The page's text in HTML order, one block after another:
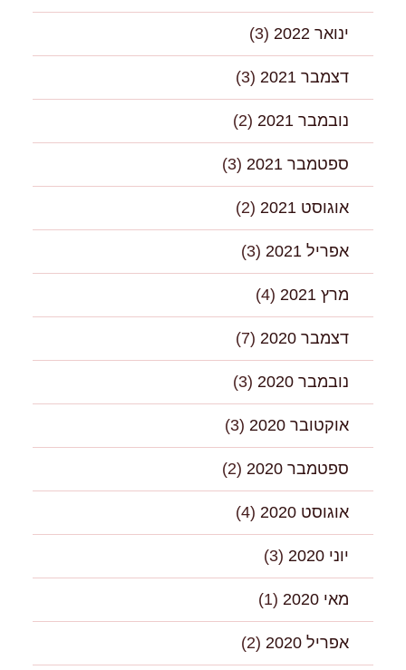
ינואר 2022 (3)
דצמבר 2021 (3)
נובמבר 2021 (2)
ספטמבר 2021 (3)
אוגוסט 2021 (2)
אפריל 2021 (3)
מרץ 2021 (4)
דצמבר 2020 (7)
נובמבר 2020 (3)
אוקטובר 2020 (3)
ספטמבר 2020 (2)
אוגוסט 2020 (4)
יוני 2020 (3)
מאי 2020 (1)
אפריל 2020 (2)